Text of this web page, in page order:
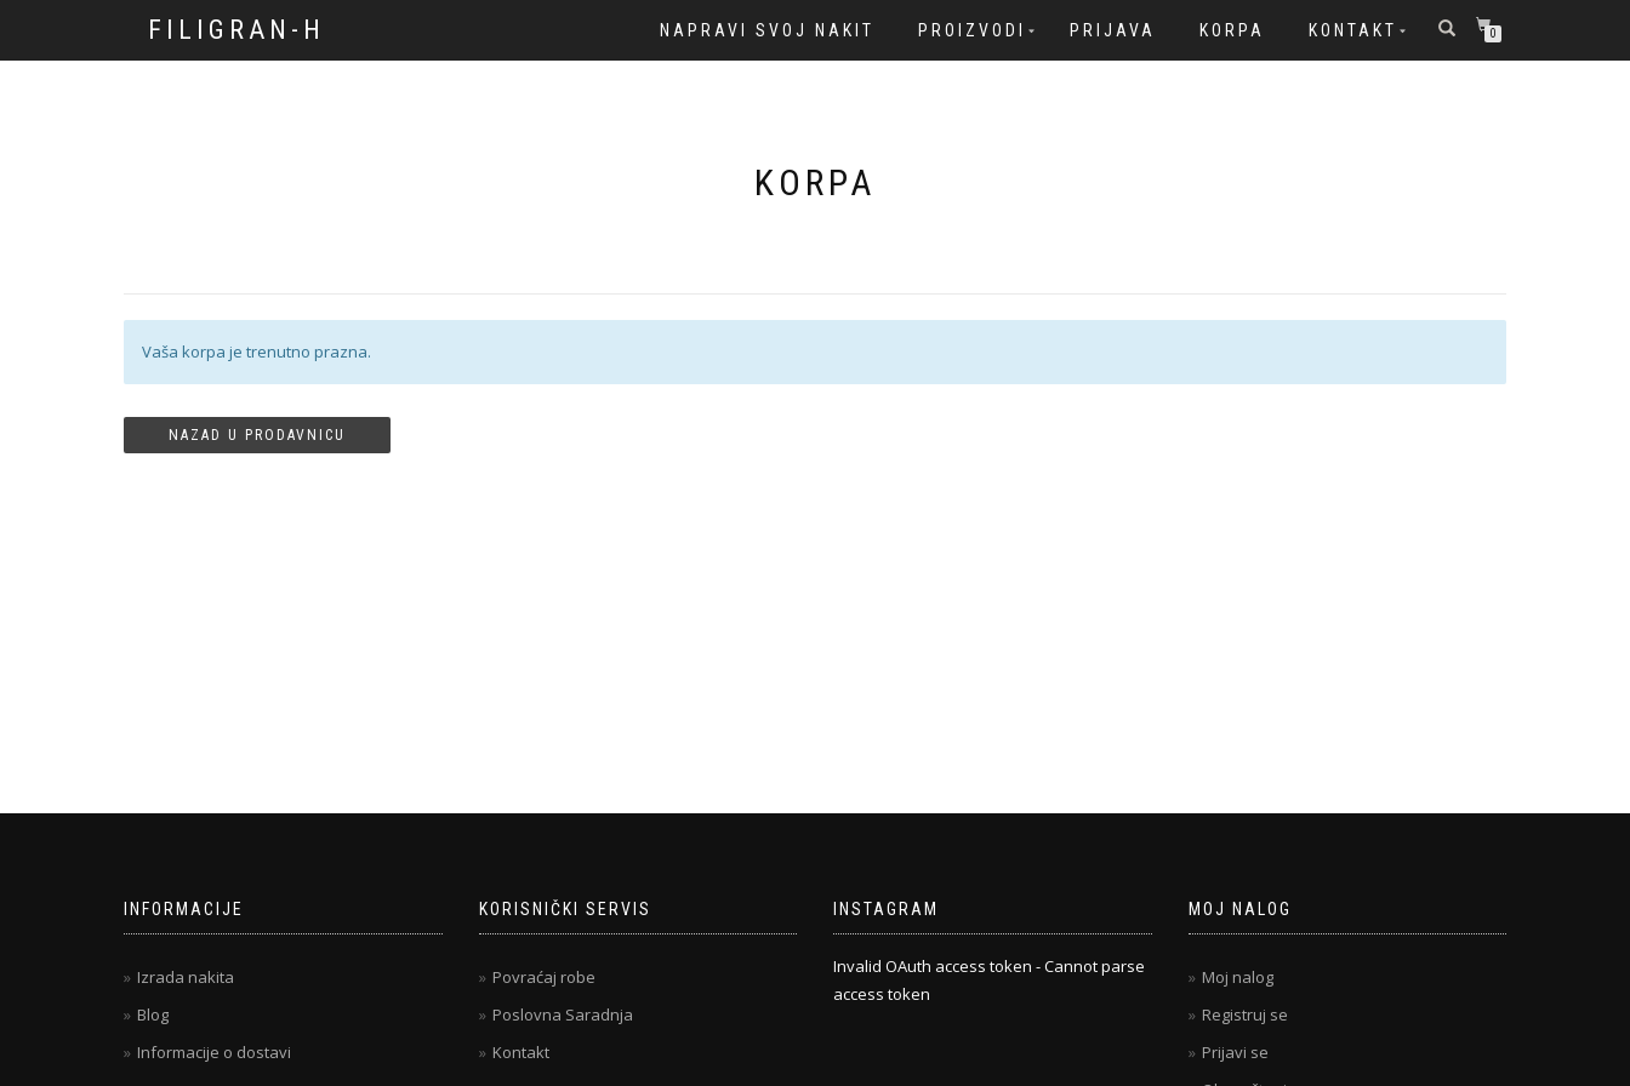
FILIGRAN-H NAPRAVI SVOJ NAKIT PROIZVODI PRIJAVA KORPA KONTAKT 0
KORPA
Vaša korpa je trenutno prazna.
NAZAD U PRODAVNICU
INFORMACIJE
Izrada nakita
Blog
Informacije o dostavi
KORISNIČKI SERVIS
Povraćaj robe
Poslovna Saradnja
Kontakt
INSTAGRAM
Invalid OAuth access token - Cannot parse
access token
MOJ NALOG
Moj nalog
Registruj se
Prijavi se